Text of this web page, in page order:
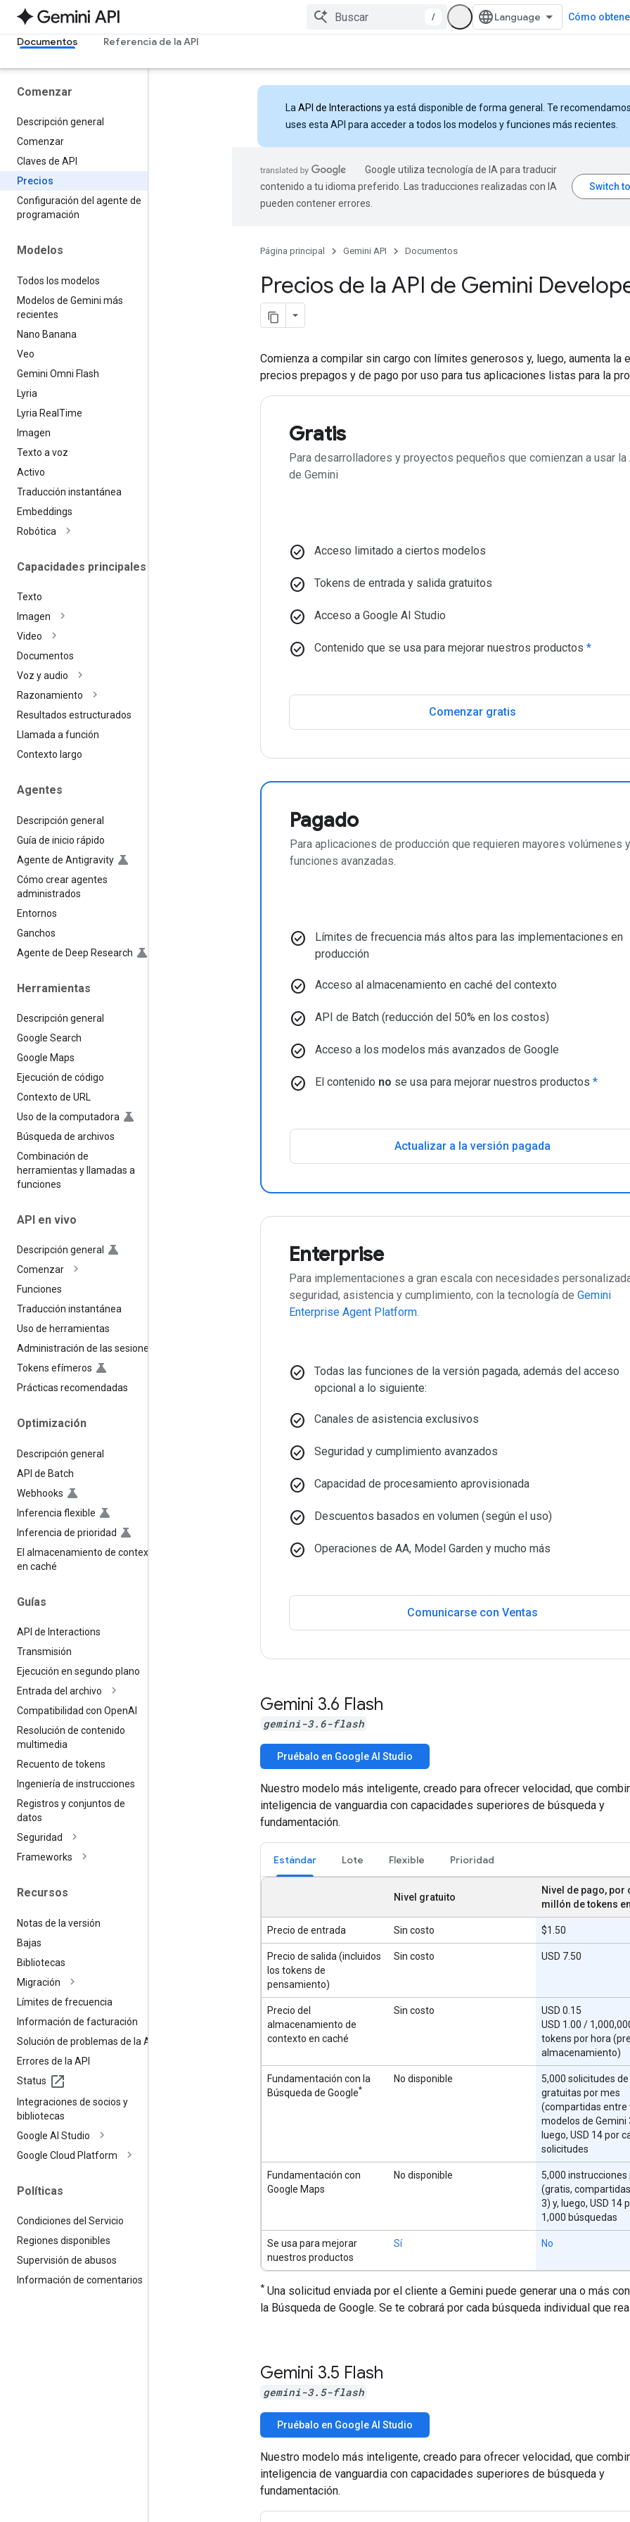
/ Cómo
Documentos Referencia de la API
Comenzar
Descripción general
Comenzar
Claves de API
Precios
Configuración del agente de
programación
Modelos
Todos los modelos
Modelos de Gemini más
recientes
Nano Banana
Veo
Gemini Omni Flash
Lyria
Lyria Real Time
Imagen
Texto a voz
Activo
Traducción instantánea
Embeddings
Robótica
Capacidades principales
Texto
Imagen
Video
Documentos
Voz y audio
Razonamiento
Resultados estructurados
Llamada a función
Contexto largo
Agentes
Descripción general
Guía de inicio rápido
Agente de Antigravity
Cómo crear agentes
administrados
Entornos
Ganchos
Agente de Deep Research
Herramientas
Descripción general
Google Search
Google Maps
Ejecución de código
Contexto de URL
Uso de la computadora
Búsqueda de archivos
Combinación de
herramientas y llamadas a
funciones
API en vivo
Descripción general
Comenzar
Funciones
Traducción instantánea
Uso de herramientas
Administración de las sesiones
Tokens efímeros
Prácticas recomendadas
Optimización
Descripción general
API de Batch
Webhooks
Inferencia flexible
Inferencia de prioridad
El almacenamiento de contexto
en caché
Guías
API de Interactions
Transmisión
Ejecución en segundo plano
Entrada del archivo
Compatibilidad con OpenAI
Resolución de contenido
multimedia
Recuento de tokens
Ingeniería de instrucciones
Registros y conjuntos de
datos
Seguridad
Frameworks
Recursos
Notas de la versión
Bajas
Bibliotecas
Migración
Límites de frecuencia
Información de facturación
Solución de problemas de la API
Errores de la API
Status
Integraciones de socios y
bibliotecas
Google AI Studio
Google Cloud Platform
Políticas
Condiciones del Servicio
Regiones disponibles
Supervisión de abusos
Información de comentarios
La API de Interactions ya está disponible de forma general. Te
uses esta API para acceder a todos los modelos y funciones más recientes.
Google utiliza tecnología de IA para traducir
contenido a tu idioma preferido. Las traducciones realizadas con IA
pueden contener errores.
Página principal Gemini API Documentos
Precios de la API de Gemini
Comienza a compilar sin cargo con límites generosos y, luego, aumenta la
precios prepagos y de pago por uso para tus aplicaciones listas para la
Gratis
Para desarrolladores y proyectos pequeños que comienzan a usar la
de Gemini
check_circle Acceso limitado a ciertos modelos
check_circle Tokens de entrada y salida gratuitos
check_circle Acceso a Google AI Studio
check_circle Contenido que se usa para mejorar nuestros productos *
Comenzar gratis
Pagado
Para aplicaciones de producción que requieren mayores volúmenes y
funciones avanzadas.
check_circle
Límites de frecuencia más altos para las implementaciones en
producción
check_circle Acceso al almacenamiento en caché del contexto
check_circle API de Batch (reducción del 50% en los costos)
check_circle Acceso a los modelos más avanzados de Google
check_circle El contenido no se usa para mejorar nuestros productos *
Actualizar a la versión pagada
Enterprise
Para implementaciones a gran escala con necesidades
seguridad, asistencia y cumplimiento, con la tecnología de Gemini
Enterprise Agent Platform.
check_circle
Todas las funciones de la versión pagada, además del acceso
opcional a lo siguiente:
check_circle Canales de asistencia exclusivos
check_circle Seguridad y cumplimiento avanzados
check_circle Capacidad de procesamiento aprovisionada
check_circle Descuentos basados en volumen (según el uso)
check_circle Operaciones de AA, Model Garden y mucho más
Comunicarse con Ventas
Gemini 3.6 Flash
gemini-3.6-flash
Pruébalo en Google AI Studio
Nuestro modelo más inteligente, creado para ofrecer velocidad, que
inteligencia de vanguardia con capacidades superiores de búsqueda y
fundamentación.
Estándar Lote Flexible Prioridad
Nivel gratuito
Nivel de pago, por
millón de tokens
Precio de entrada Sin costo $1.50
Precio de salida (incluidos
los tokens de
pensamiento)
Sin costo USD 7.50
Precio del
almacenamiento de
contexto en caché
Sin costo
USD 0.15
USD 1.00 /
tokens por hora
almacenamiento)
Fundamentación con la
Búsqueda de Google*
No disponible
5,000 solicitudes
gratuitas por mes
(compartidas entre
modelos de Gemini
luego, USD 14 por
solicitudes
Fundamentación con
Google Maps
No disponible
5,000 instrucciones
(gratis,
3) y, luego, USD 14
1,000 búsquedas
Se usa para mejorar
nuestros productos
Sí No
* Una solicitud enviada por el cliente a Gemini puede generar una o más
la Búsqueda de Google. Se te cobrará por cada búsqueda individual que
Gemini 3.5 Flash
gemini-3.5-flash
Pruébalo en Google AI Studio
Nuestro modelo más inteligente, creado para ofrecer velocidad, que
inteligencia de vanguardia con capacidades superiores de búsqueda y
fundamentación.